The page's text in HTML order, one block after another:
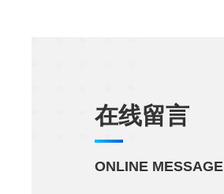
在线留言
ONLINE MESSAGE